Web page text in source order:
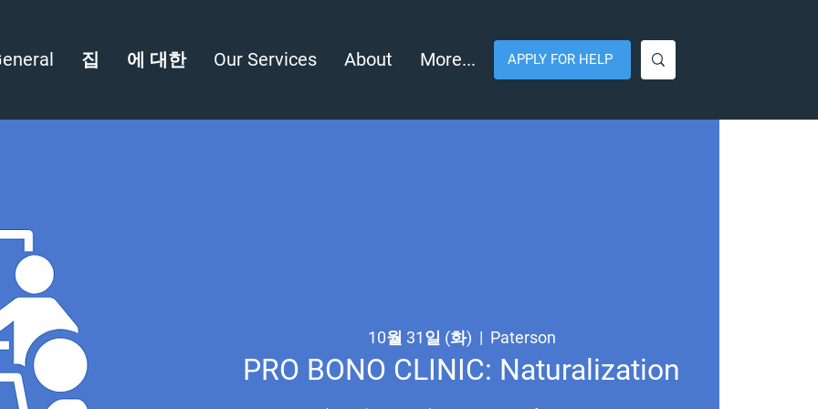
집 에 대한 Our Services About More... APPLY FOR HELP
10월 31일 (화)
  |
Paterson
PRO BONO CLINIC: Naturalization